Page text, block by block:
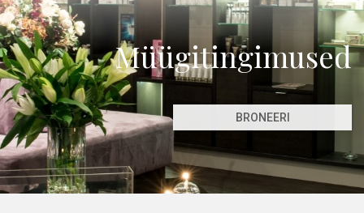
Müügitingimused
BRONEERI